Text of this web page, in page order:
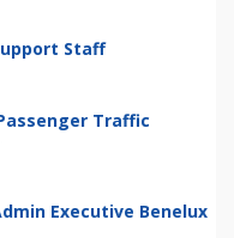
Staff
Traffic
Executive Benelux